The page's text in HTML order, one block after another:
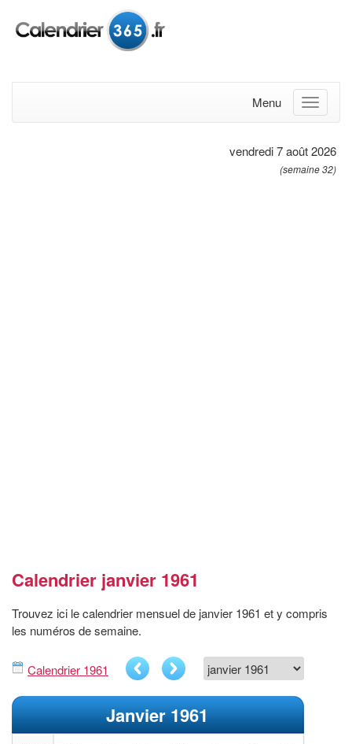
Menu
vendredi 7 août 2026
(semaine 32)
Calendrier janvier 1961
Trouvez ici le calendrier mensuel de janvier 1961 et y compris
les numéros de semaine.
Calendrier 1961
Janvier 1961